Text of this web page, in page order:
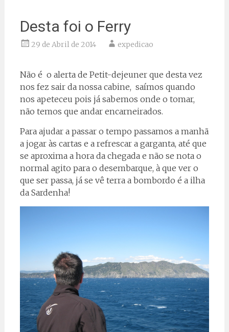
Desta foi o Ferry
29 de Abril de 2014 expedicao
Não é o alerta de Petit-dejeuner que desta vez
nos fez sair da nossa cabine, saímos quando
nos apeteceu pois já sabemos onde o tomar,
não temos que andar encarneirados.
Para ajudar a passar o tempo passamos a manhã
a jogar às cartas e a refrescar a garganta, até que
se aproxima a hora da chegada e não se nota o
normal agito para o desembarque, à que ver o
que ser passa, já se vê terra a bombordo é a ilha
da Sardenha!